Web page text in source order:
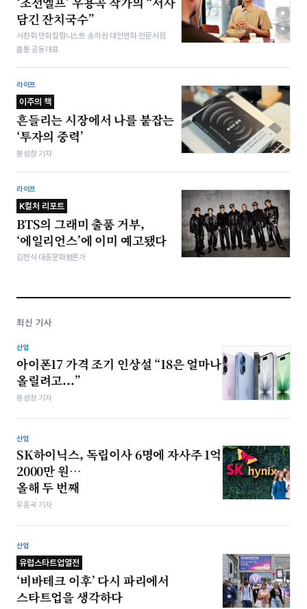
담긴 잔치국수”
서찬휘 만화칼럼니스트·송하원 대안만화 전문서점
홈통 공동대표
라이프
이주의 책
흔들리는 시장에서 나를 붙잡는
‘투자의 중력’
봉성창 기자
라이프
K컬처 리포트
BTS의 그래미 출품 거부,
‘에일리언스’에 이미 예고됐다
김헌식 대중문화평론가
최신 기사
산업
아이폰17 가격 조기 인상설 “18은 얼마나
올릴려고...”
봉성창 기자
산업
SK하이닉스, 독립이사 6명에 자사주 1억
2000만 원…
올해 두 번째
우종국 기자
산업
유럽스타트업열전
‘비바테크 이후’ 다시 파리에서
스타트업을 생각하다